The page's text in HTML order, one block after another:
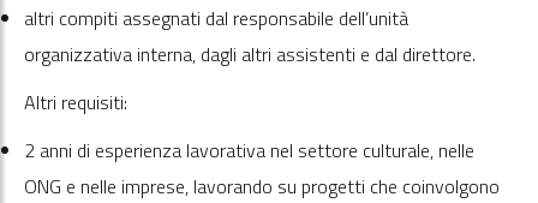
altri compiti assegnati dal responsabile dell’unità
organizzativa interna, dagli altri assistenti e dal direttore.
Altri requisiti:
2 anni di esperienza lavorativa nel settore culturale, nelle
ONG e nelle imprese, lavorando su progetti che coinvolgono